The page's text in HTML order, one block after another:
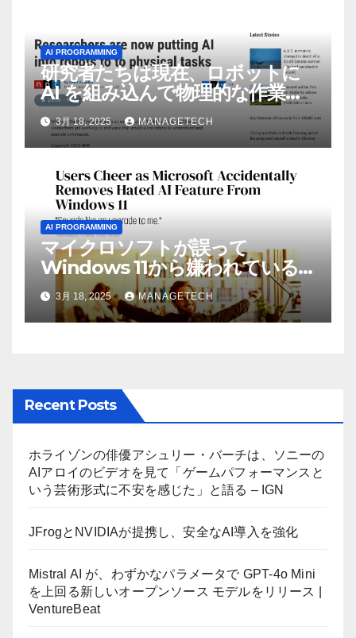
AI PROGRAMMING
研究者たちは現在、ロボットに
AI を組み込んで物理的な作業を
実行させている | ノーザン パブ
リック ラジオ: WNIJ および
WNIU
3月 18, 2025 MANAGETECH
AI PROGRAMMING
マイクロソフトが誤って
Windows 11から嫌われている
AI機能を削除したことにユーザ
ーが歓喜
3月 18, 2025 MANAGETECH
Recent Posts
ホライゾンの俳優アシュリー・バーチは、ソニーの
AIアロイのビデオを見て「ゲームパフォーマンスと
いう芸術形式に不安を感じた」と語る – IGN
JFrogとNVIDIAが提携し、安全なAI導入を強化
Mistral AI が、わずかなパラメータで GPT-4o Mini
を上回る新しいオープンソース モデルをリリース |
VentureBeat